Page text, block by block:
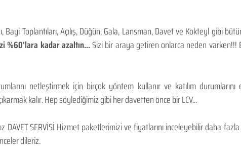
Toplantıları, Açılış, Düğün, Gala, Lansman, Davet ve Kokteyl gibi
%60'lara kadar azaltın...Sizi bir araya getiren onlarca neden varken!!!
netleştirmek için birçok yöntem kullanır ve katılım
kalır. Hep söylediğimiz gibi her davetten önce bir LCV...
SERVİSİ Hizmet paketlerimizi ve fiyatlarını inceleyebilir daha
dileriz.